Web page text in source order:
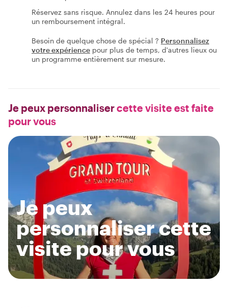
Réservez sans risque. Annulez dans les 24 heures pour
un remboursement intégral.
Besoin de quelque chose de spécial ? Personnalisez
votre expérience pour plus de temps, d'autres lieux ou
un programme entièrement sur mesure.
Je peux personnalisercette visite est faite
pour vous
Je peux
personnaliser cette
visite pour vous